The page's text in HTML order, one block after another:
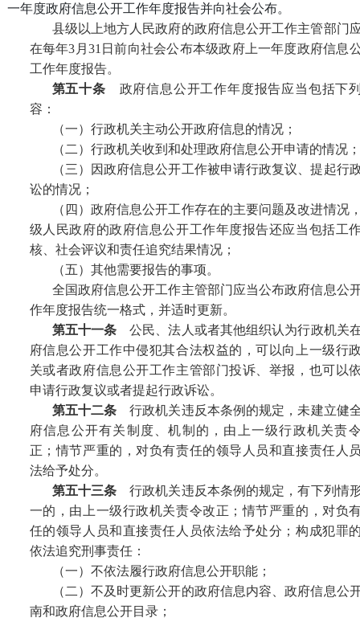
一年度政府信息公开工作年度报告并向社会公布。
县级以上地方人民政府的政府信息公开工作主管部门
在每年3 月 31 日前向社会公布本级政府上一年度政府信息
工作年度报告。
第五十条 政府信息公开工作年度报告应当包括下
容：
（一）行政机关主动公开政府信息的情况；
（二）行政机关收到和处理政府信息公开申请的情况；
（三）因政府信息公开工作被申请行政复议、提起行
讼的情况；
（四）政府信息公开工作存在的主要问题及改进情况
级人民政府的政府信息公开工作年度报告还应当包括工
核、社会评议和责任追究结果情况；
（五）其他需要报告的事项。
全国政府信息公开工作主管部门应当公布政府信息公
作年度报告统一格式，并适时更新。
第五十一条 公民、法人或者其他组织认为行政机关
府信息公开工作中侵犯其合法权益的，可以向上一级行
关或者政府信息公开工作主管部门投诉、举报，也可以
申请行政复议或者提起行政诉讼。
第五十二条 行政机关违反本条例的规定，未建立健
府信息公开有关制度、机制的，由上一级行政机关责
正；情节严重的，对负有责任的领导人员和直接责任人
法给予处分。
第五十三条 行政机关违反本条例的规定，有下列情
一的，由上一级行政机关责令改正；情节严重的，对负
任的领导人员和直接责任人员依法给予处分；构成犯罪
依法追究刑事责任：
（一）不依法履行政府信息公开职能；
（二）不及时更新公开的政府信息内容、政府信息公
南和政府信息公开目录；